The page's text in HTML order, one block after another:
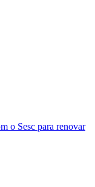
o Sesc para renovar